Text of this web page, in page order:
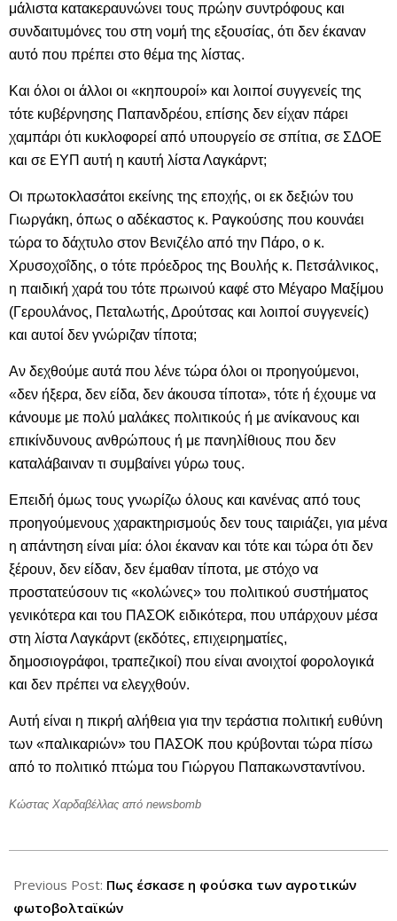
μάλιστα κατακεραυνώνει τους πρώην συντρόφους και
συνδαιτυμόνες του στη νομή της εξουσίας, ότι δεν έκαναν
αυτό που πρέπει στο θέμα της λίστας.
Και όλοι οι άλλοι οι «κηπουροί» και λοιποί συγγενείς της
τότε κυβέρνησης Παπανδρέου, επίσης δεν είχαν πάρει
χαμπάρι ότι κυκλοφορεί από υπουργείο σε σπίτια, σε ΣΔΟΕ
και σε ΕΥΠ αυτή η καυτή λίστα Λαγκάρντ;
Οι πρωτοκλασάτοι εκείνης της εποχής, οι εκ δεξιών του
Γιωργάκη, όπως ο αδέκαστος κ. Ραγκούσης που κουνάει
τώρα το δάχτυλο στον Βενιζέλο από την Πάρο, ο κ.
Χρυσοχοΐδης, ο τότε πρόεδρος της Βουλής κ. Πετσάλνικος,
η παιδική χαρά του τότε πρωινού καφέ στο Μέγαρο Μαξίμου
(Γερουλάνος, Πεταλωτής, Δρούτσας και λοιποί συγγενείς)
και αυτοί δεν γνώριζαν τίποτα;
Αν δεχθούμε αυτά που λένε τώρα όλοι οι προηγούμενοι,
«δεν ήξερα, δεν είδα, δεν άκουσα τίποτα», τότε ή έχουμε να
κάνουμε με πολύ μαλάκες πολιτικούς ή με ανίκανους και
επικίνδυνους ανθρώπους ή με πανηλίθιους που δεν
καταλάβαιναν τι συμβαίνει γύρω τους.
Επειδή όμως τους γνωρίζω όλους και κανένας από τους
προηγούμενους χαρακτηρισμούς δεν τους ταιριάζει, για μένα
η απάντηση είναι μία: όλοι έκαναν και τότε και τώρα ότι δεν
ξέρουν, δεν είδαν, δεν έμαθαν τίποτα, με στόχο να
προστατεύσουν τις «κολώνες» του πολιτικού συστήματος
γενικότερα και του ΠΑΣΟΚ ειδικότερα, που υπάρχουν μέσα
στη λίστα Λαγκάρντ (εκδότες, επιχειρηματίες,
δημοσιογράφοι, τραπεζικοί) που είναι ανοιχτοί φορολογικά
και δεν πρέπει να ελεγχθούν.
Αυτή είναι η πικρή αλήθεια για την τεράστια πολιτική ευθύνη
των «παλικαριών» του ΠΑΣΟΚ που κρύβονται τώρα πίσω
από το πολιτικό πτώμα του Γιώργου Παπακωνσταντίνου.
Κώστας Χαρδαβέλλας από newsbomb
01-
04
Previous Post: Πως έσκασε η φούσκα των αγροτικών
φωτοβολταϊκών